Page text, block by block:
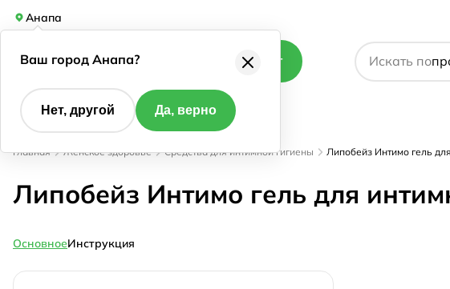
Анапа
Каталог Искать по
Главная Женское здоровье Средства для интимной гигиены Липобейз Интимо гель
Липобейз Интимо гель для
ОсновноеИнструкция
Ваш город Анапа?
Нет, другой Да, верно